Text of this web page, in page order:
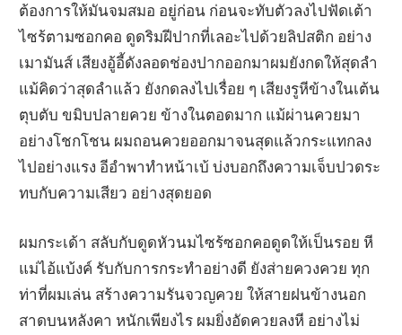
ต้องการให้มันจมสมอ อยู่ก่อน ก่อนจะทับตัวลงไปฟัดเต้า
ไซร้ตามซอกคอ ดูดริมฝีปากที่เลอะไปด้วยลิปสติก อย่าง
เมามันส์ เสียงอู้อี้ดังลอดช่องปากออกมาผมยังกดให้สุดลำ
แม้คิดว่าสุดลำแล้ว ยังกดลงไปเรื่อย ๆ เสียงรูหีข้างในเต้น
ตุบตับ ขมิบปลายควย ข้างในตอดมาก แม้ผ่านควยมา
อย่างโชกโชน ผมถอนควยออกมาจนสุดแล้วกระแทกลง
ไปอย่างแรง อีอำพาทำหน้าเบ้ บ่งบอกถึงความเจ็บปวดระ
ทบกับความเสียว อย่างสุดยอด
ผมกระเด้า สลับกับดูดหัวนมไซร้ซอกคอดูดให้เป็นรอย หี
แม่ไอ้แบ้งค์ รับกับการกระทำอย่างดี ยังส่ายควงควย ทุก
ท่าที่ผมเล่น สร้างความรันจวญควย ให้สายฝนข้างนอก
สาดบนหลังคา หนักเพียงไร ผมยิ่งอัดควยลงหี อย่างไม่